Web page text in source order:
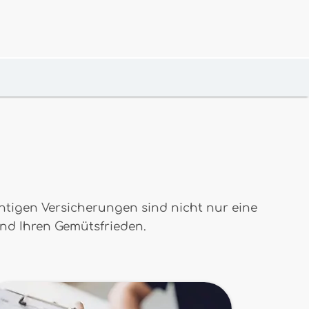
Versicherungen sind nicht nur eine
Ihren Gemütsfrieden.